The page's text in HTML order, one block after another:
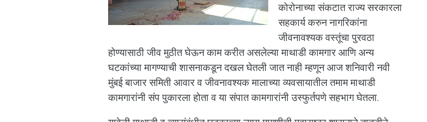
कोरोनाच्या संकटात राज्य सरकारला
सहकार्य करुन नागरिकांना
जीवनावश्यक वस्तूंचा पुरवठा
होण्यासाठी जीव मुठीत घेऊन काम करीत असलेल्या माथाडी कामगार आणि अन्य
घटकांच्या मागण्याची शासनाकडून दखल घेतली जात नाही म्हणून आज शनिवारी नवी
मुंबई बाजार समिती आवार व जीवनावश्यक मालाच्या व्यवसायातील तमाम माथाडी
कामगारांनी संप पुकारला होता व या संपात कामगारांनी उस्फुर्तपणे सहभाग घेतला.